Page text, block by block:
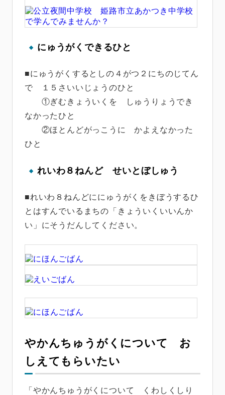
にゅうがくできるひと
■にゅうがくするとしの４がつ２にちのじてん
で １５さいいじょうのひと
①ぎむきょういくを しゅうりょうでき
なかったひと
②ほとんどがっこうに かよえなかった
ひと
れいわ８ねんど せいとぼしゅう
■れいわ８ねんどににゅうがくをきぼうするひ
とはすんでいるまちの「きょういくいいんか
い」にそうだんしてください。
やかんちゅうがくについて お
しえてもらいたい
「やかんちゅうがくについて くわしくしり